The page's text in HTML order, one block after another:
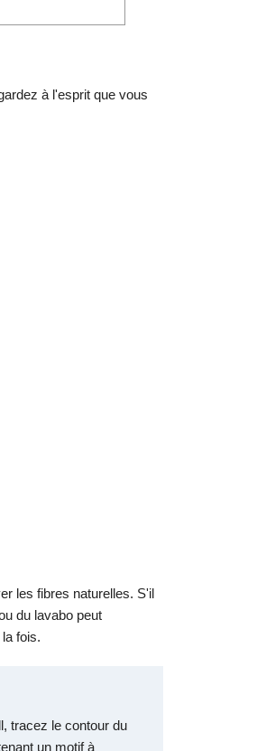
à l'esprit que vous
les fibres naturelles. S'il
du lavabo peut
fois.
tracez le contour du
un motif à